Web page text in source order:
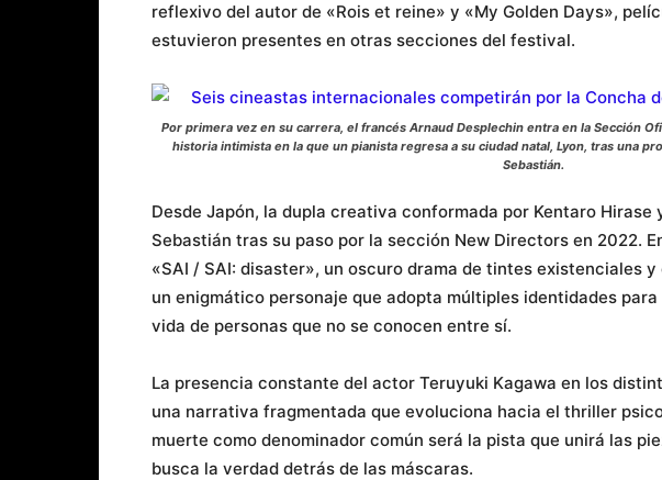
reflexivo del autor de «Rois et reine» y «My Golden Days»,
estuvieron presentes en otras secciones del festival.
Por primera vez en su carrera, el francés Arnaud Desplechin entra en la Sección
historia intimista en la que un pianista regresa a su ciudad natal, Lyon, tras una
Sebastián.
Desde Japón, la dupla creativa conformada por Kentaro Hirase
Sebastián tras su paso por la sección New Directors en 2022.
«SAI / SAI: disaster», un oscuro drama de tintes existenciales
un enigmático personaje que adopta múltiples identidades
vida de personas que no se conocen entre sí.
La presencia constante del actor Teruyuki Kagawa en los
una narrativa fragmentada que evoluciona hacia el thriller
muerte como denominador común será la pista que unirá las
busca la verdad detrás de las máscaras.